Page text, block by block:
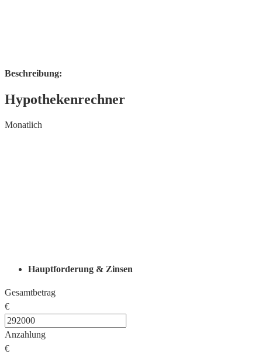
Beschreibung:
Hypothekenrechner
Monatlich
Hauptforderung & Zinsen
Gesamtbetrag
€
Anzahlung
€